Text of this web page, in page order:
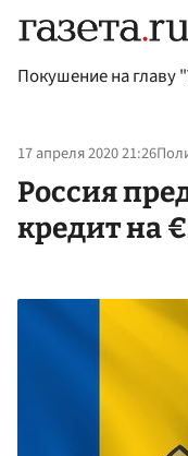
Покушение на главу
17 апреля 2020 21:26
Россия
кредит на